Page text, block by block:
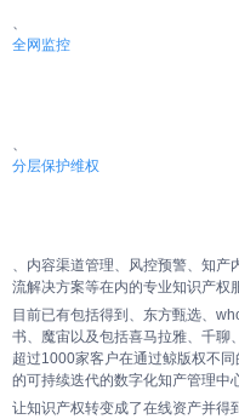
全网监控
分层保护维权
、内容渠道管理、风控预警、知产
流解决方案等在内的专业知识产权
目前已有包括得到、东方甄选、
书、魔宙以及包括喜马拉雅、千聊
超过1000家客户在通过鲸版权不
的可持续迭代的数字化知产管理中
让知识产权转变成了在线资产并得